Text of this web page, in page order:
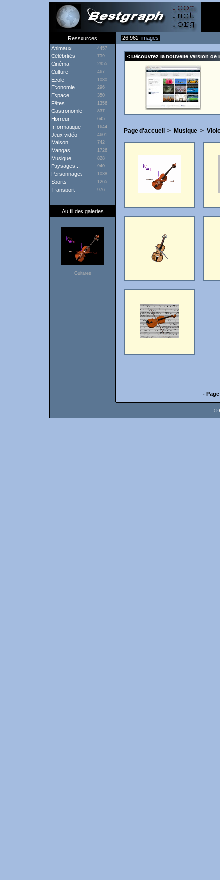
Ressources 26 962 images
Animaux
4457
Célébrités 759
Cinéma 2955
Culture 467
Ecole 1080
Economie 296
Espace 350
Fêtes 1356
Gastronomie 837
Horreur 645
Informatique 1644
Jeux vidéo 4601
Maison... 742
Mangas 1726
Musique 828
Paysages... 940
Personnages 1038
Sports 1265
Transport 976
Au fil des galeries
Guitares
< Découvrez la nouvelle version de
Page d'accueil > Musique >
-
©